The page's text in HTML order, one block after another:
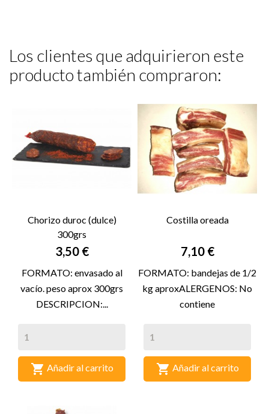
Los clientes que adquirieron este
producto también compraron:
Chorizo duroc (dulce)
300grs
Precio
3,50 €
FORMATO: envasado al
vacío. peso aprox 300grs
DESCRIPCION:...
 Añadir al carrito
Costilla oreada
Precio
7,10 €
FORMATO: bandejas de 1/2
kg aproxALERGENOS: No
contiene
 Añadir al carrito